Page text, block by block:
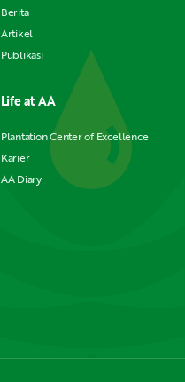
Berita
Artikel
Publikasi
Life at AA
Plantation Center of Excellence
Karier
AA Diary